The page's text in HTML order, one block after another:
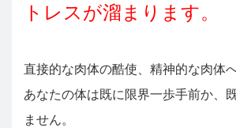
トレスが溜まります。
直接的な肉体の酷使、精神的な肉体
あなたの体は既に限界一歩手前か、
ません。